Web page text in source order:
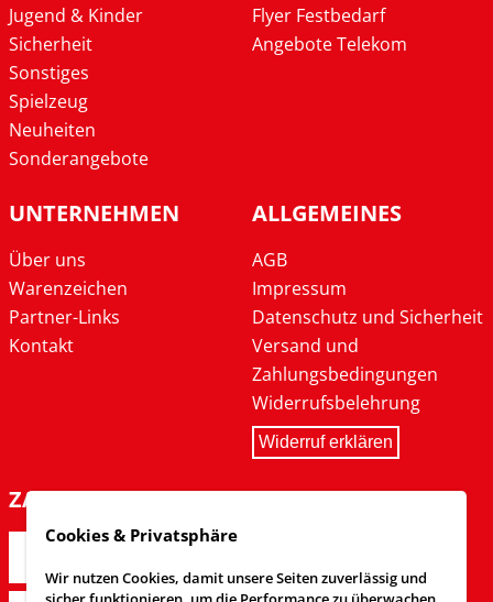
Jugend & Kinder
Sicherheit
Sonstiges
Spielzeug
Neuheiten
Sonderangebote
Flyer Festbedarf
Angebote Telekom
UNTERNEHMEN
Über uns
Warenzeichen
Partner-Links
Kontakt
ALLGEMEINES
AGB
Impressum
Datenschutz und Sicherheit
Versand und
Zahlungsbedingungen
Widerrufsbelehrung
Widerruf erklären
ZAHLARTEN
Cookies & Privatsphäre
Wir nutzen Cookies, damit unsere Seiten zuverlässig und